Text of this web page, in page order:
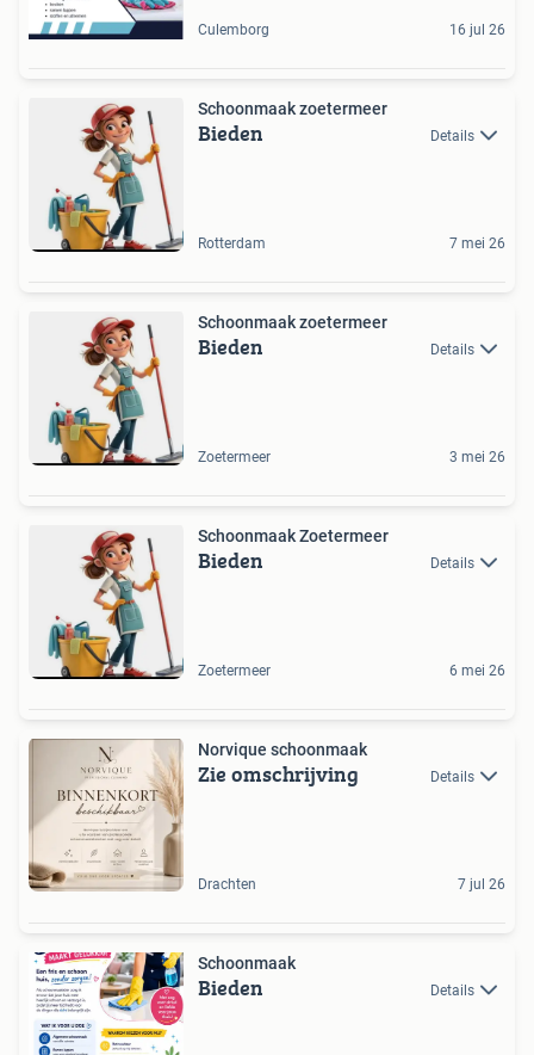
Culemborg 16 jul 26
Schoonmaak zoetermeer
Bieden Details
Rotterdam 7 mei 26
Schoonmaak zoetermeer
Bieden Details
Zoetermeer 3 mei 26
Schoonmaak Zoetermeer
Bieden Details
Zoetermeer 6 mei 26
Norvique schoonmaak
Zie omschrijving Details
Drachten 7 jul 26
Schoonmaak
Bieden Details